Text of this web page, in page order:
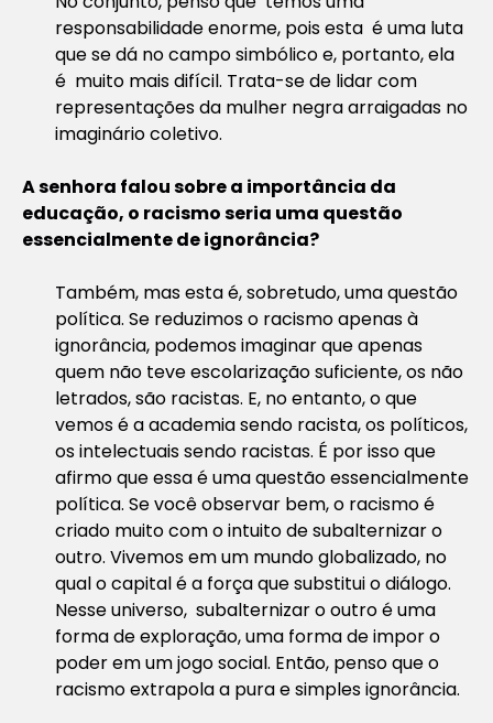
responsabilidade enorme, pois esta é uma luta
que se dá no campo simbólico e, portanto, ela
é muito mais difícil. Trata-se de lidar com
representações da mulher negra arraigadas no
imaginário coletivo.
A senhora falou sobre a importância da
educação, o racismo seria uma questão
essencialmente de ignorância?
Também, mas esta é, sobretudo, uma questão
política. Se reduzimos o racismo apenas à
ignorância, podemos imaginar que apenas
quem não teve escolarização suficiente, os não
letrados, são racistas. E, no entanto, o que
vemos é a academia sendo racista, os políticos,
os intelectuais sendo racistas. É por isso que
afirmo que essa é uma questão essencialmente
política. Se você observar bem, o racismo é
criado muito com o intuito de subalternizar o
outro. Vivemos em um mundo globalizado, no
qual o capital é a força que substitui o diálogo.
Nesse universo, subalternizar o outro é uma
forma de exploração, uma forma de impor o
poder em um jogo social. Então, penso que o
racismo extrapola a pura e simples ignorância.